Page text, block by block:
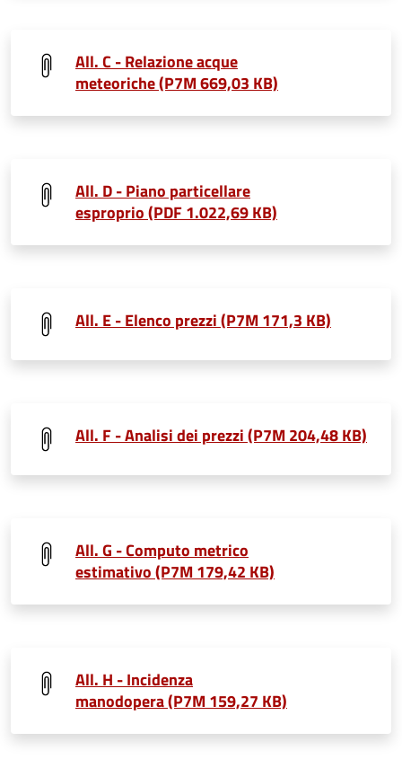
All. C - Relazione acque
meteoriche (P7M 669,03 KB)
All. D - Piano particellare
esproprio (PDF 1.022,69 KB)
All. E - Elenco prezzi (P7M 171,3 KB)
All. F - Analisi dei prezzi (P7M 204,48 KB)
All. G - Computo metrico
estimativo (P7M 179,42 KB)
All. H - Incidenza
manodopera (P7M 159,27 KB)